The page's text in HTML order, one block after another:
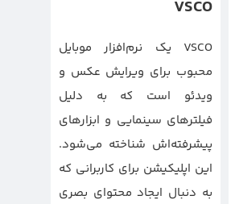
VSCO
VSCO یک نرم‌افزار موبایل
محبوب برای ویرایش عکس و
ویدئو است که به دلیل
فیلترهای سینمایی و ابزارهای
پیشرفته‌اش شناخته می‌شود.
این اپلیکیشن برای کاربرانی که
به دنبال ایجاد محتوای بصری